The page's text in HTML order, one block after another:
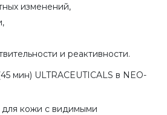
изменений,
и реактивности.
ULTRACEUTICALS в NEO-
для кожи с видимыми